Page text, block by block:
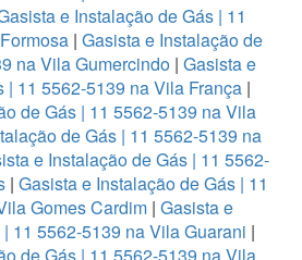
e Instalação de Gás | 11
| Gasista e Instalação de
na Vila Gumercindo | Gasista e
| 11 5562-5139 na Vila França |
de Gás | 11 5562-5139 na Vila
de Gás | 11 5562-5139 na
e Instalação de Gás | 11 5562-
| Gasista e Instalação de Gás | 11
Gomes Cardim| Gasista e
11 5562-5139 na Vila Guarani |